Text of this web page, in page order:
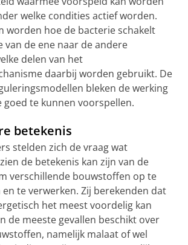
welke condities actief worden.
worden hoe de bacterie schakelt
van de ene naar de andere
delen van het
daarbij worden gebruikt. De
bleken de werking
goed te kunnen voorspellen.
betekenis
stelden zich de vraag wat
de betekenis kan zijn van de
verschillende bouwstoffen op te
te verwerken. Zij berekenden dat
het meest voordelig kan
de meeste gevallen beschikt over
namelijk malaat of wel